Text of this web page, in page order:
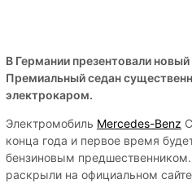
В Германии презентовали
Премиальный седан
электрокаром.
Электромобиль Mercedes-Benz
конца года и первое время
бензиновым
раскрыли на официальном